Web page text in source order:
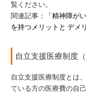
覧ください。
関連記事：
「精神障が
を持つメリットと デメ
自立支援医療制度
自立支援医療制度とは
ている方の医療費の自